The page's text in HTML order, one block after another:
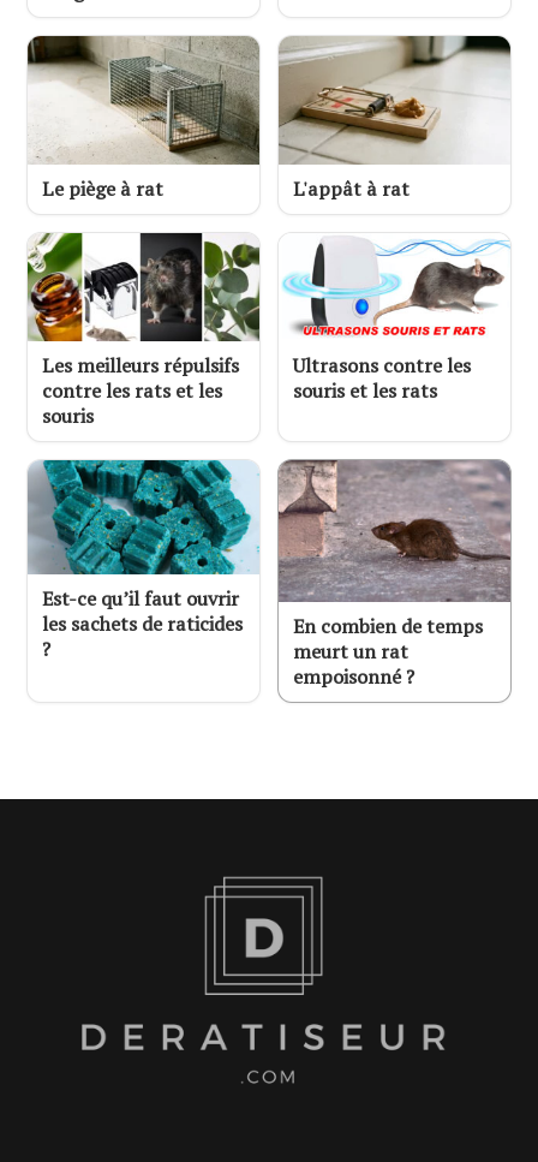
Le piège à rat L'appât à rat
Les meilleurs répulsifs
contre les rats et les
souris
Ultrasons contre les
souris et les rats
Est-ce qu’il faut ouvrir
les sachets de raticides
?
En combien de temps
meurt un rat
empoisonné ?